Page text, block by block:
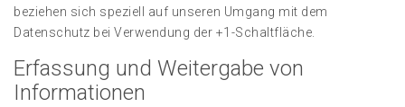
beziehen sich speziell auf unseren Umgang mit dem
Datenschutz bei Verwendung der +1-Schaltfläche.
Erfassung und Weitergabe von
Informationen